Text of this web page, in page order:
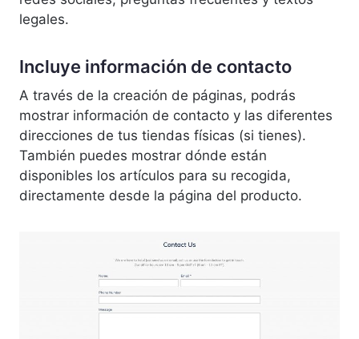
legales.
Incluye información de contacto
A través de la creación de páginas, podrás
mostrar información de contacto y las diferentes
direcciones de tus tiendas físicas (si tienes).
También puedes mostrar dónde están
disponibles los artículos para su recogida,
directamente desde la página del producto.